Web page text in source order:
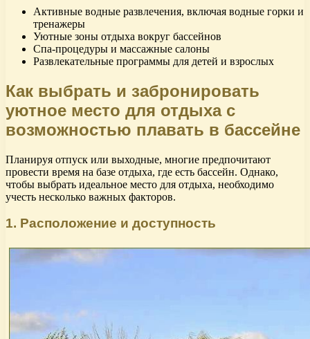
Активные водные развлечения, включая водные горки и
тренажеры
Уютные зоны отдыха вокруг бассейнов
Спа-процедуры и массажные салоны
Развлекательные программы для детей и взрослых
Как выбрать и забронировать
уютное место для отдыха с
возможностью плавать в бассейне
Планируя отпуск или выходные, многие предпочитают
провести время на базе отдыха, где есть бассейн. Однако,
чтобы выбрать идеальное место для отдыха, необходимо
учесть несколько важных факторов.
1. Расположение и доступность